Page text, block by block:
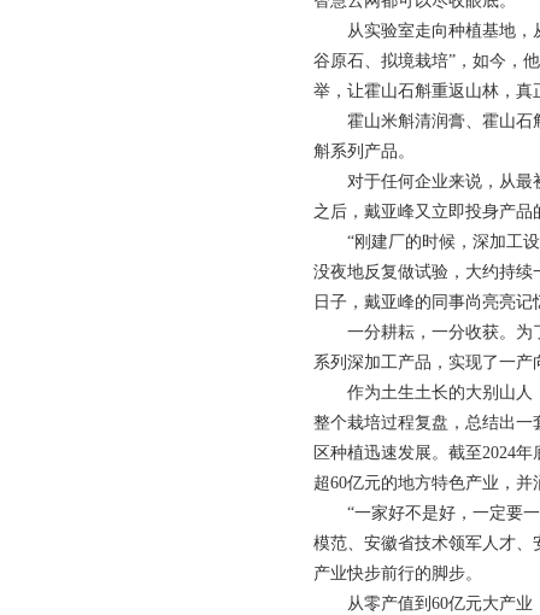
从实验室走向种植基地，从
谷原石、拟境栽培”，如今，
举，让霍山石斛重返山林，真
霍山米斛清润膏、霍山石
斛系列产品。
对于任何企业来说，从最初
之后，戴亚峰又立即投身产品
“刚建厂的时候，深加工设
没夜地反复做试验，大约持
日子，戴亚峰的同事尚亮亮记
一分耕耘，一分收获。为了
系列深加工产品，实现了一产
作为土生土长的大别山人，
整个栽培过程复盘，总结出
区种植迅速发展。截至2024
超60亿元的地方特色产业，
“一家好不是好，一定要一
模范、安徽省技术领军人才
产业快步前行的脚步。
从零产值到60亿元大产业，